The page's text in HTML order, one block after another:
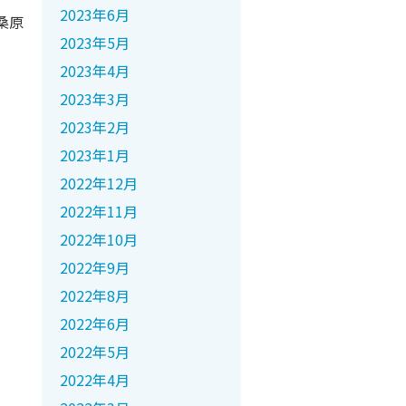
原
2023年6月
2023年5月
2023年4月
2023年3月
2023年2月
2023年1月
2022年12月
2022年11月
2022年10月
2022年9月
2022年8月
2022年6月
2022年5月
2022年4月